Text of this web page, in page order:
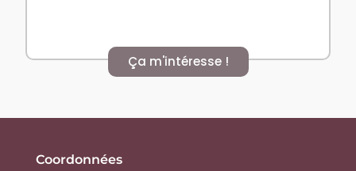
Ça m'intéresse !
Coordonnées